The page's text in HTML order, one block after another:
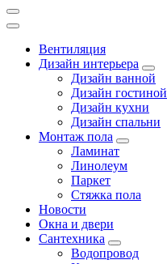
Вентиляция
Дизайн интерьера
Дизайн ванной
Дизайн гостиной
Дизайн кухни
Дизайн спальни
Монтаж пола
Ламинат
Линолеум
Паркет
Стяжка пола
Новости
Окна и двери
Сантехника
Водопровод